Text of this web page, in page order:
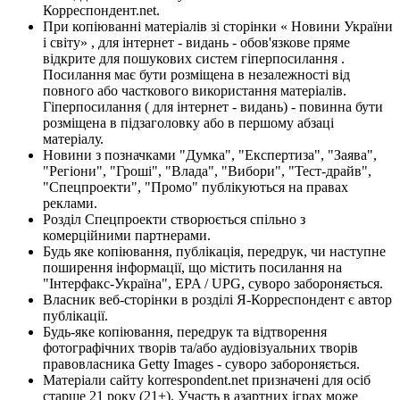
Корреспондент.net.
При копіюванні матеріалів зі сторінки « Новини України
і світу» , для інтернет - видань - обов'язкове пряме
відкрите для пошукових систем гіперпосилання .
Посилання має бути розміщена в незалежності від
повного або часткового використання матеріалів.
Гіперпосилання ( для інтернет - видань) - повинна бути
розміщена в підзаголовку або в першому абзаці
матеріалу.
Новини з позначками "Думка", "Експертиза", "Заява",
"Регіони", "Гроші", "Влада", "Вибори", "Тест-драйв",
"Спецпроекти", "Промо" публікуються на правах
реклами.
Розділ Спецпроекти створюється спільно з
комерційними партнерами.
Будь яке копіювання, публікація, передрук, чи наступне
поширення інформації, що містить посилання на
"Інтерфакс-Україна", EPA / UPG, суворо забороняється.
Власник веб-сторінки в розділі Я-Корреспондент є автор
публікації.
Будь-яке копіювання, передрук та відтворення
фотографічних творів та/або аудіовізуальних творів
правовласника Getty Images - суворо забороняється.
Матеріали сайту korrespondent.net призначені для осіб
старше 21 року (21+). Участь в азартних іграх може